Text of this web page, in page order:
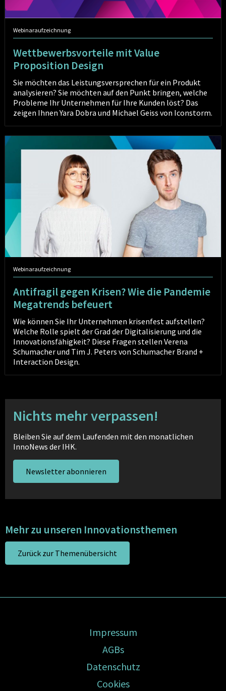
Webinaraufzeichnung
Wettbewerbsvorteile mit Value
Proposition Design
Sie möchten das Leistungsversprechen für ein Produkt
analysieren? Sie möchten auf den Punkt bringen, welche
Probleme Ihr Unternehmen für Ihre Kunden löst? Das
zeigen Ihnen Yara Dobra und Michael Geiss von Iconstorm.
Webinaraufzeichnung
Antifragil gegen Krisen? Wie die Pandemie
Megatrends befeuert
Wie können Sie Ihr Unternehmen krisenfest aufstellen?
Welche Rolle spielt der Grad der Digitalisierung und die
Innovationsfähigkeit? Diese Fragen stellen Verena
Schumacher und Tim J. Peters von Schumacher Brand +
Interaction Design.
Antifragil
gegen
Megatrends
befeuert
Nichts mehr verpassen!
Bleiben Sie auf dem Laufenden mit den monatlichen
InnoNews der IHK.
Newsletter abonnieren
Mehr zu unseren Innovationsthemen
Zurück zur Themenübersicht
Impressum
AGBs
Datenschutz
Cookies